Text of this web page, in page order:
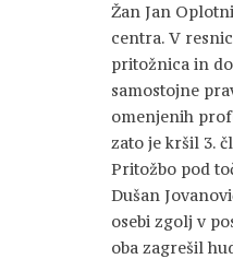
Žan Jan
centra. V
pritožnica in
samostojne
omenjenih
zato je kršil 3.
Pritožbo pod
Dušan
osebi zgolj v
oba zagrešil